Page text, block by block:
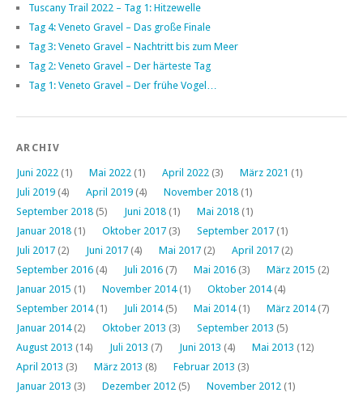
Tuscany Trail 2022 – Tag 1: Hitzewelle
Tag 4: Veneto Gravel – Das große Finale
Tag 3: Veneto Gravel – Nachtritt bis zum Meer
Tag 2: Veneto Gravel – Der härteste Tag
Tag 1: Veneto Gravel – Der frühe Vogel…
ARCHIV
Juni 2022 (1) Mai 2022 (1) April 2022 (3) März 2021 (1)
Juli 2019 (4) April 2019 (4) November 2018 (1)
September 2018 (5) Juni 2018 (1) Mai 2018 (1)
Januar 2018 (1) Oktober 2017 (3) September 2017 (1)
Juli 2017 (2) Juni 2017 (4) Mai 2017 (2) April 2017 (2)
September 2016 (4) Juli 2016 (7) Mai 2016 (3) März 2015 (2)
Januar 2015 (1) November 2014(1) Oktober 2014(4)
September 2014(1) Juli 2014(5) Mai 2014(1) März 2014(7)
Januar 2014(2) Oktober 2013 (3) September 2013 (5)
August 2013 (14) Juli 2013 (7) Juni 2013 (4) Mai 2013 (12)
April 2013 (3) März 2013 (8) Februar 2013 (3)
Januar 2013 (3) Dezember 2012 (5) November 2012 (1)